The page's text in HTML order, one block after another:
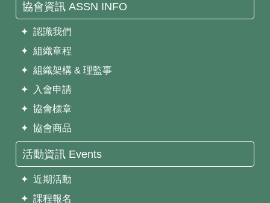
協會資訊 ASSN INFO
✦ 認識我們
✦ 組織章程
✦ 組織架構 & 理監事
✦ 入會申請
✦ 協會標章
✦ 協會商品
活動資訊 Events
✦ 近期活動
✦ 課程報名